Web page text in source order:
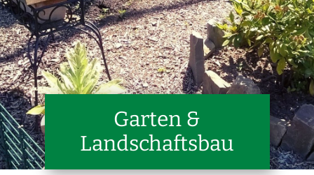
Garten &
Landschaftsbau